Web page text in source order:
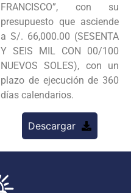
FRANCISCO”, con su
presupuesto que asciende
a S/. 66,000.00 (SESENTA
Y SEIS MIL CON 00/100
NUEVOS SOLES), con un
plazo de ejecución de 360
días calendarios.
Descargar